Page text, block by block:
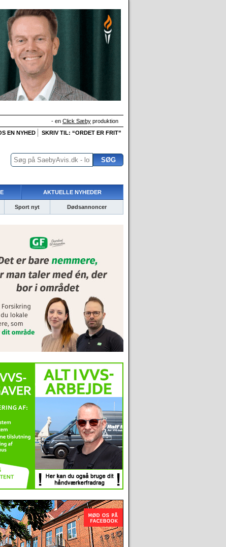
- en Click Sæby produktion
EN NYHED SKRIV TIL: “ORDET ER FRIT”
AKTUELLE NYHEDER
Sport nyt Dødsannoncer